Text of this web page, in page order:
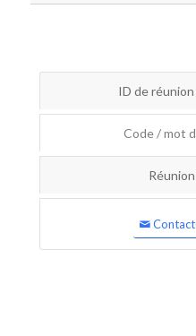
ID de réunion
Code / mot